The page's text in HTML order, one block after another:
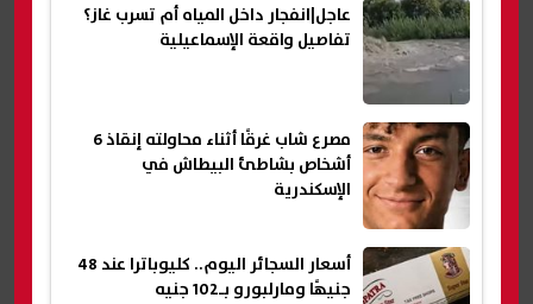
عاجل|انفجار داخل المياه أم تسرب غاز؟
تفاصيل واقعة الإسماعيلية
مصرع شاب غرقًا أثناء محاولته إنقاذ 6
أشخاص بشاطئ البيطاش في
الإسكندرية
أسعار السجائر اليوم.. كليوباترا عند 48
جنيهًا ومارلبورو بـ102 جنيه